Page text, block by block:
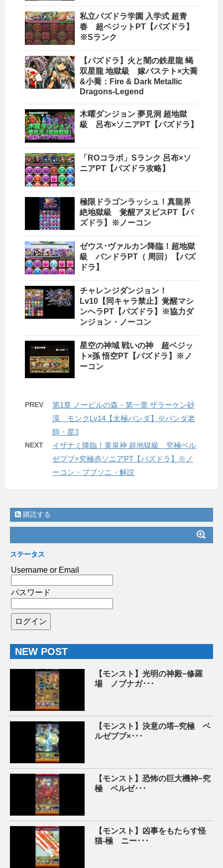
私立パズドラ学園 入学式 超青
春 超ベジットPT【パズドラ】
※Sランク
【パズドラ】火と闇の鉄星龍 蝎
双星龍 地獄級 嫁バステト×大喬
&小喬：Fire & Dark Metallic
Dragons-Legend
木曜ダンジョン 夢見洞 超地獄
級 呂布×ソニアPT【パズドラ】
「ROコラボ」Sランク 呂布×ソ
ニアPT【パズドラ攻略】
極限ドラゴンラッシュ！真龍界
絶地獄級 覚醒アヌビスPT【パ
ズドラ】※ノーコン
ゼウス･ヴァルカン降臨！超地獄
級 パンドラPT（ 周回）【パズ
ドラ】
チャレンジダンジョン！
Lv10【同キャラ禁止】覚醒マシ
ンヘラPT【パズドラ】※協力ダ
ンジョン・ノーコン
星空の神域 戦いの神 超ベジッ
ト×孫 悟空PT【パズドラ】※ノ
ーコン
PREV
第1章 ノービルの森・第一章 ザラーケン砂
漠 モンクLv14【太極パンダ】※パンダ老
師・星3
NEXT
イザナミ降臨！黄泉神 超地獄級 究極ベル
ゼブブ×究極赤ソニアPT【パズドラ】※ノ
ーコン・ブブソニ・解説
購読する
ステータス
Username or Email
パスワード
NEW POST
【モンスト】光明の神殿−修羅
場 ノブナガ･･･
【モンスト】決意の塔−究極 ベ
ルゼブブ×･･･
【モンスト】恐怖の巨大機神−究
極 ベルゼ･･･
【モンスト】凶事をもたらす怪
猫-極 ニー･･･